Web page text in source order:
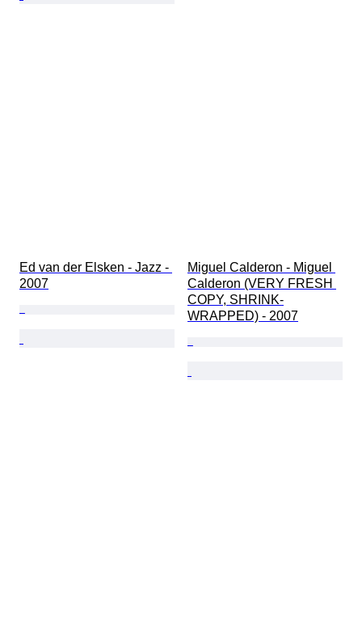
Ed van der Elsken - Jazz -
2007
Miguel Calderon - Miguel
Calderon (VERY FRESH
COPY, SHRINK-
WRAPPED) - 2007